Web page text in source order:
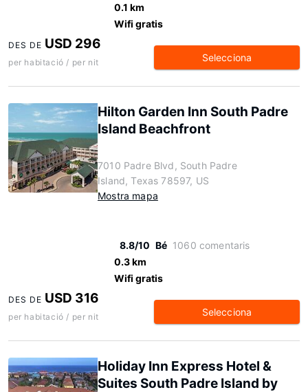
0.1 km
Wifi gratis
DES DE USD 296
per habitació / per nit Selecciona
Hilton Garden Inn South Padre
Island Beachfront
7010 Padre Blvd, South Padre
Island, Texas 78597, US
Mostra mapa
8.8/10 Bé 1060 comentaris
0.3 km
Wifi gratis
DES DE USD 316
per habitació / per nit Selecciona
Holiday Inn Express Hotel &
Suites South Padre Island by